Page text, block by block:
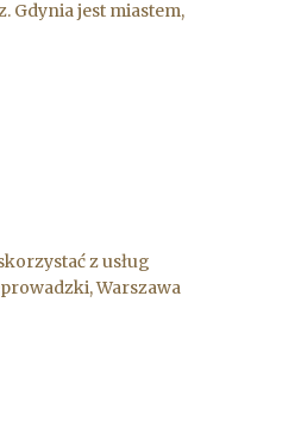
Gdynia jest miastem,
z usług
Warszawa